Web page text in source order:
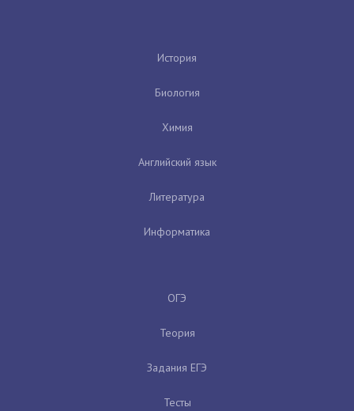
История
Биология
Химия
Английский язык
Литература
Информатика
ОГЭ
Теория
Задания ЕГЭ
Тесты